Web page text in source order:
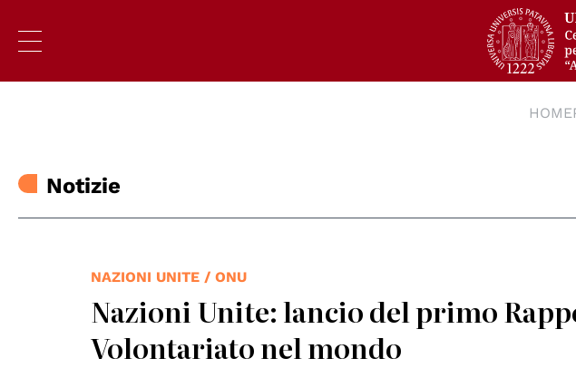
Notizie
NAZIONI UNITE / ONU
Nazioni Unite: lancio del primo
Volontariato nel mondo